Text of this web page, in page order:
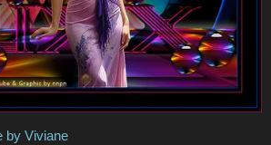
/ made by Viviane